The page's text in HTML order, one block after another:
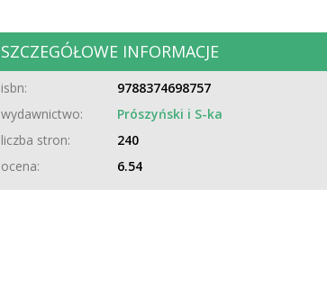
SZCZEGÓŁOWE INFORMACJE
isbn: 9788374698757
wydawnictwo:
Prószyński i S-ka
liczba stron:
240
ocena:
6.54